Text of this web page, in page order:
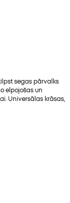
segas pārvalks
elpojošas un
Universālas krāsas,